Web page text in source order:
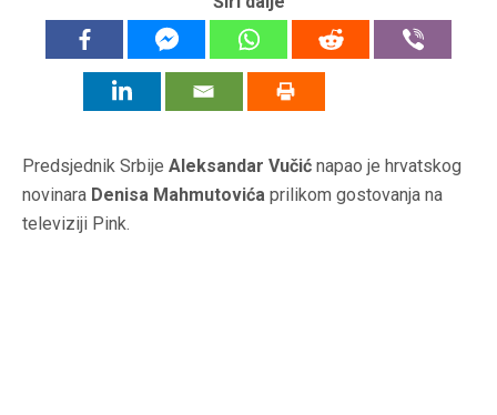
Predsjednik Srbije Aleksandar Vučić napao je hrvatskog
novinara Denisa Mahmutovića prilikom gostovanja na
televiziji Pink.